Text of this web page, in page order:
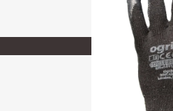
hvězdiček.